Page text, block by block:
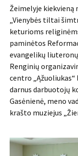
Žeimelyje
„Vienybės tiltai
keturioms
paminėtos
evangelikų
Renginių
centro
darnus darbuotojų
Gasėnienė, meno
krašto muziejus